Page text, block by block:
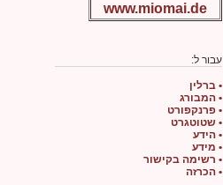
www.miomai.de
עבור ל:
• ברלין
• המבורג
• פרנקפורט
• שטוטגרט
• הידע
• מידע
• רשימה בקישור
• הכרזה